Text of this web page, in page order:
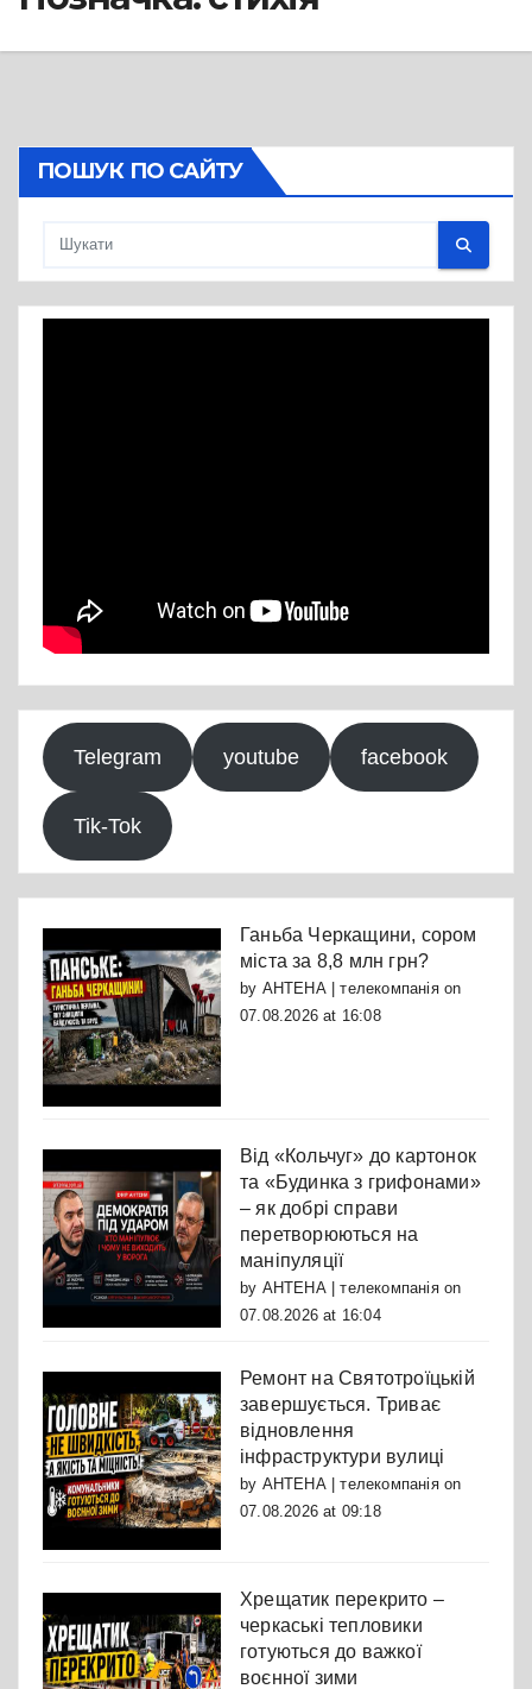
ПОШУК ПО САЙТУ
Telegram youtube facebook
Tik-Tok
Ганьба Черкащини, сором
міста за 8,8 млн грн?
by АНТЕНА | телекомпаніяon
07.08.2026 at 16:08
Від «Кольчуг» до картонок
та «Будинка з грифонами»
– як добрі справи
перетворюються на
маніпуляції
by АНТЕНА | телекомпаніяon
07.08.2026 at 16:04
Ремонт на Святотроїцькій
завершується. Триває
відновлення
інфраструктури вулиці
by АНТЕНА | телекомпаніяon
07.08.2026 at 09:18
Хрещатик перекрито –
черкаські тепловики
готуються до важкої
воєнної зими